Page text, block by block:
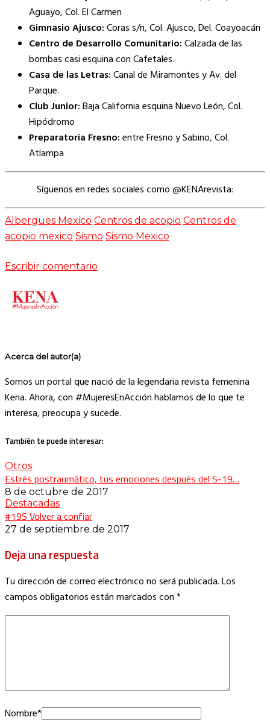
Aguayo, Col. El Carmen
Gimnasio Ajusco:Coras s/n, Col. Ajusco, Del. Coayoacán
Centro de Desarrollo Comunitario:Calzada de las
bombas casi esquina con Cafetales.
Casa de las Letras:Canal de Miramontes y Av. del
Parque.
Club Junior:Baja California esquina Nuevo León, Col.
Hipódromo
Preparatoria Fresno:entre Fresno y Sabino, Col.
Atlampa
Síguenos en redes sociales como @KENArevista:
Albergues Mexico Centros de acopio Centros de
acopio mexico Sismo Sismo Mexico
Escribir comentario
Acerca del autor(a)
Somos un portal que nació de la legendaria revista femenina
Kena. Ahora, con #MujeresEnAcción hablamos de lo que te
interesa, preocupa y sucede.
También te puede interesar:
Otros
Estrés postraumático, tus emociones después del S-19…
8 de octubre de 2017
Destacadas
#19S Volver a confiar
27 de septiembre de 2017
Deja una respuesta
Tu dirección de correo electrónico no será publicada.Los
campos obligatorios están marcados con*
Nombre*